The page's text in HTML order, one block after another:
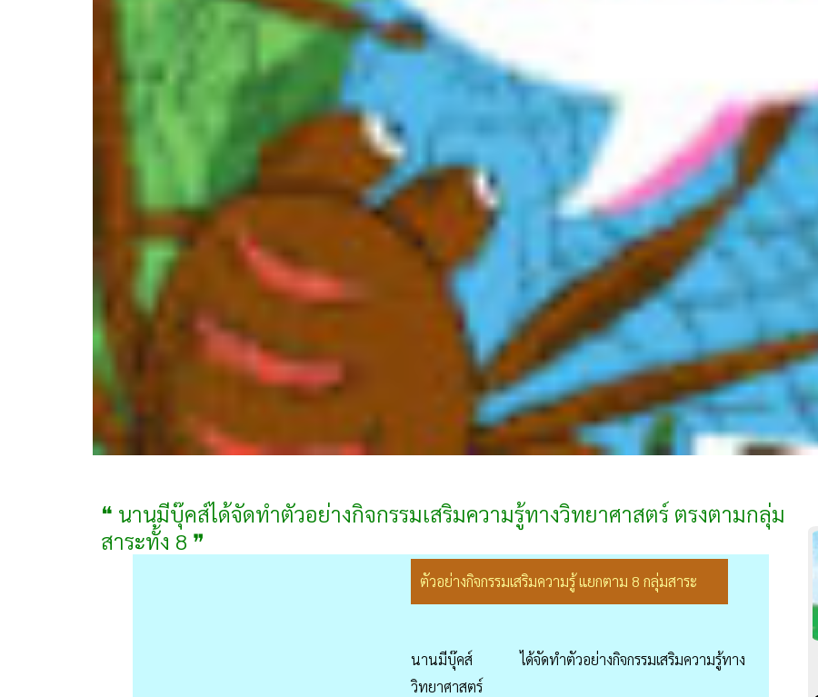
❝ นานมีบุ๊คส์ได้จัดทำตัวอย่างกิจกรรมเสริมความรู้ทางวิทยาศาสตร์ ตรงตามกลุ่ม
สาระทั้ง 8 ❞
ตัวอย่างกิจกรรมเสริมความรู้ แยกตาม 8 กลุ่มสาระ
นานมีบุ๊คส์ ได้จัดทำตัวอย่างกิจกรรมเสริมความรู้ทาง
วิทยาศาสตร์